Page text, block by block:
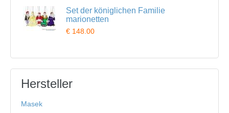
Set der königlichen Familie
marionetten
€ 148.00
Hersteller
Masek